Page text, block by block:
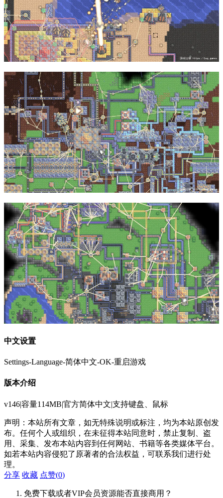
中文设置
Settings-Language-简体中文-OK-重启游戏
版本介绍
v146|容量114MB|官方简体中文|支持键盘、鼠标
声明：本站所有文章，如无特殊说明或标注，均为本站原创发
布。任何个人或组织，在未征得本站同意时，禁止复制、盗
用、采集、发布本站内容到任何网站、书籍等各类媒体平台。
如若本站内容侵犯了原著者的合法权益，可联系我们进行处
理。
分享 收藏 点赞(0)
免费下载或者VIP会员资源能否直接商用？